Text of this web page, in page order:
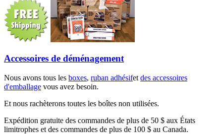
Accessoires de déménagement
Nous avons tous les boxes, ruban adhésifet des accessoires
d'emballage vous avez besoin.
Et nous rachèterons toutes les boîtes non utilisées.
Expédition gratuite des commandes de plus de 50 $ aux États
limitrophes et des commandes de plus de 100 $ au Canada.